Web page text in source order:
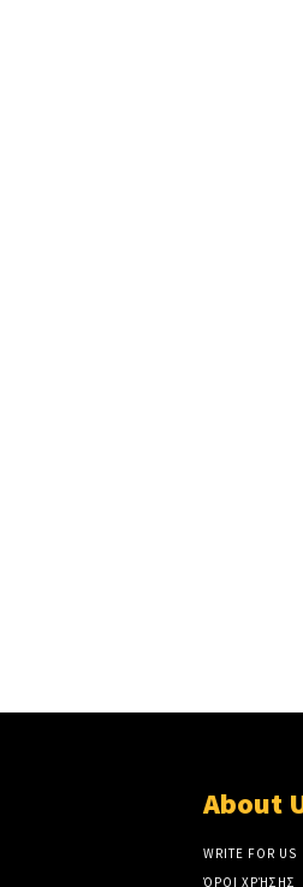
About
WRITE FOR US
ΌΡΟΙ ΧΡΉΣΗΣ